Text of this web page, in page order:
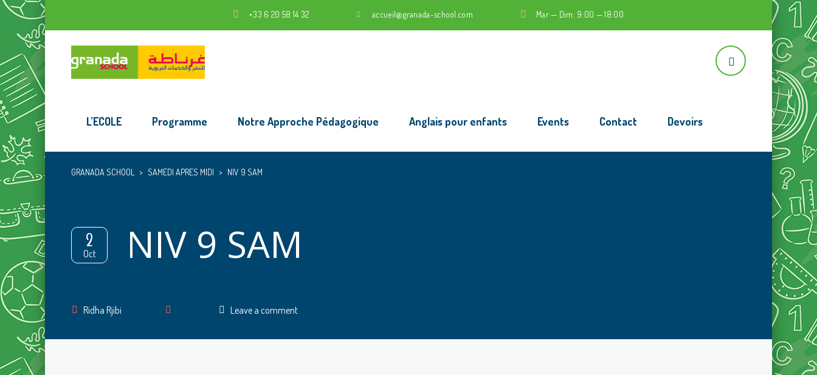
+33 6 20 58 14 32 accueil@granada-school.com Mar — Dim: 9:00 — 18:00
L’ECOLE Programme Notre Approche Pédagogique Anglais pour enfants Events Contact Devoirs
GRANADA SCHOOL > SAMEDI APRES MIDI > NIV 9 SAM
2
Oct NIV 9 SAM
Author
Ridha Rjibi Leave a comment